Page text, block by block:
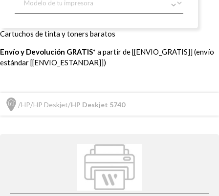
Cartuchos de tinta y toners baratos
Envío y Devolución GRATIS* a partir de [[ENVIO_GRATIS]] (envío
estándar [[ENVIO_ESTANDAR]])
HP HP Deskjet HP Deskjet 5740